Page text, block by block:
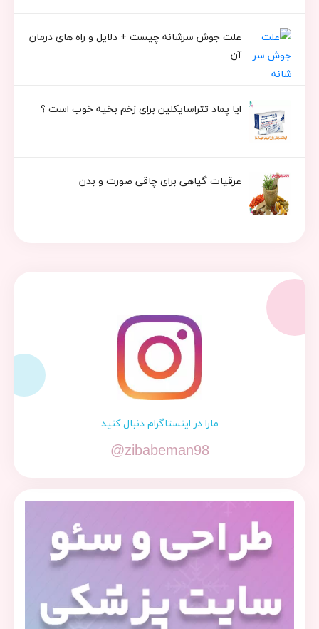
علت جوش سرشانه چیست + دلایل و راه های درمان
آن
ایا پماد تتراسایکلین برای زخم بخیه خوب است ؟
عرقیات گیاهی برای چاقی صورت و بدن
مارا در اینستاگرام دنبال کنید
@zibabeman98